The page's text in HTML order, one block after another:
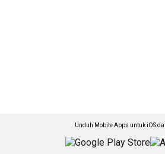
Unduh Mobile Apps untuk iOS